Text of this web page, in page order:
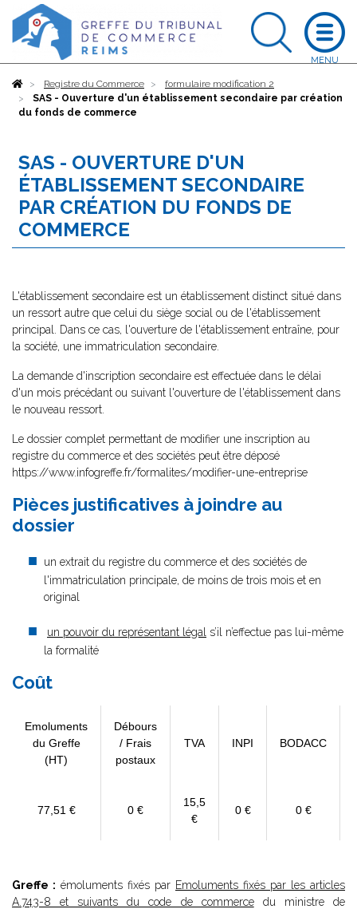
AccueilRegistre du Commerce
formulaire modification 2
SAS - Ouverture d'un établissement secondaire par création
du fonds de commerce
SAS - OUVERTURE D'UN
ÉTABLISSEMENT SECONDAIRE
PAR CRÉATION DU FONDS DE
COMMERCE
L'établissement secondaire est un établissement distinct situé dans
un ressort autre que celui du siège social ou de l'établissement
principal. Dans ce cas, l'ouverture de l'établissement entraîne, pour
la société, une immatriculation secondaire.
La demande d'inscription secondaire est effectuée dans le délai
d'un mois précédant ou suivant l'ouverture de l'établissement dans
le nouveau ressort.
Le dossier complet permettant de modifier une inscription au
registre du commerce et des sociétés peut être déposé
https://www.infogreffe.fr/formalites/modifier-une-entreprise
Pièces justificatives à joindre au
dossier
un extrait du registre du commerce et des sociétés de
l'immatriculation principale, de moins de trois mois et en
original
un pouvoir du représentant légal s’il n’effectue pas lui-même
la formalité
Coût
Emoluments
du Greffe
(HT)
Débours
/ Frais
postaux
TVA INPI BODACC
77,51 € 0 €
15,5
€
0 € 0 €
Greffe : émoluments fixés par Emoluments fixés par les articles
A.743-8 et suivants du code de commercedu ministre de